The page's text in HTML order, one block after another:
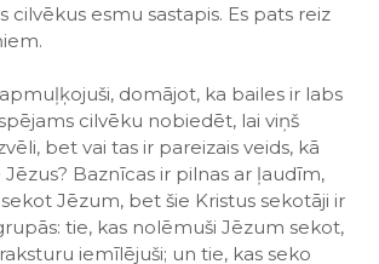
cilvēkus esmu sastapis. Es pats reiz
domājot, ka bailes ir labs
cilvēku nobiedēt, lai viņš
bet vai tas ir pareizais veids, kā
Baznīcas ir pilnas ar ļaudīm,
sekot Jēzum, bet šie Kristus sekotāji ir
tie, kas nolēmuši Jēzum sekot,
iemīlējuši; un tie, kas seko